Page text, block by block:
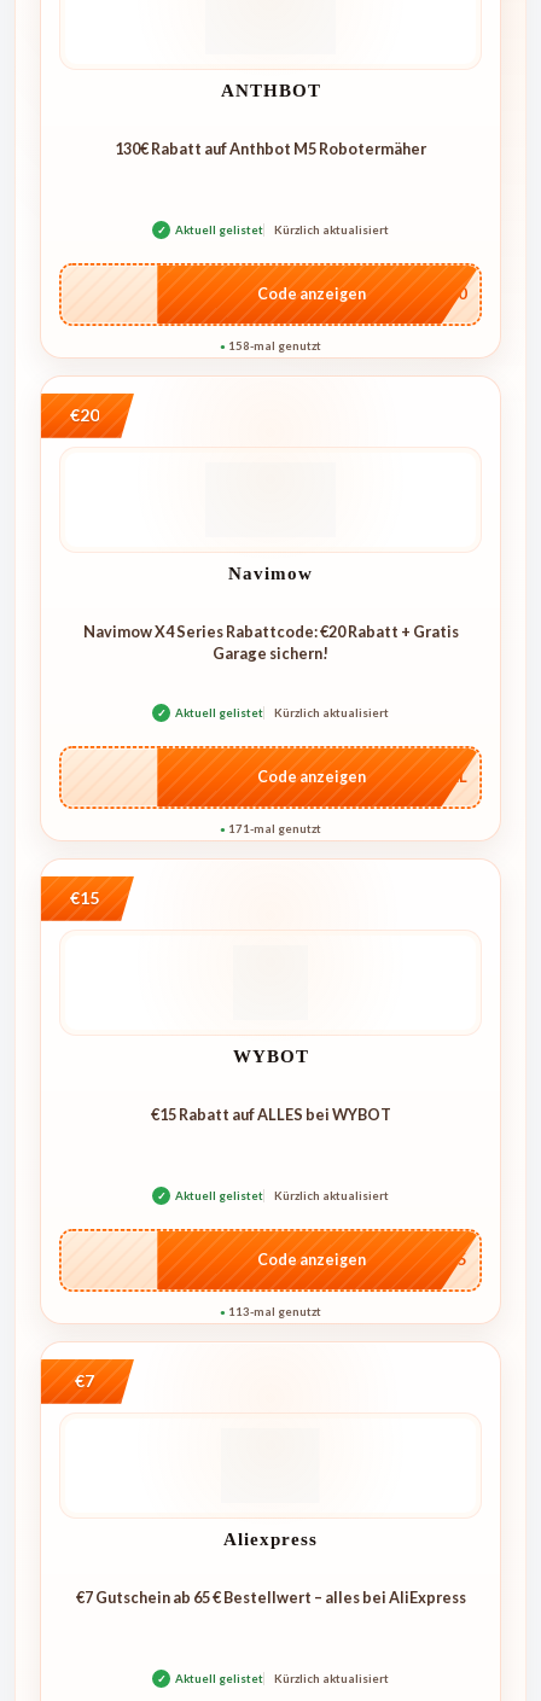
ANTHBOT
130€ Rabatt auf Anthbot M5 Robotermäher
✓ Aktuell gelistet Kürzlich aktualisiert
…E250
Code anzeigen
● 158-mal genutzt
€20
Navimow
Navimow X4 Series Rabattcode: €20 Rabatt + Gratis
Garage sichern!
✓ Aktuell gelistet Kürzlich aktualisiert
…4KL
Code anzeigen
● 171-mal genutzt
€15
WYBOT
€15 Rabatt auf ALLES bei WYBOT
✓ Aktuell gelistet Kürzlich aktualisiert
…go15
Code anzeigen
● 113-mal genutzt
€7
Aliexpress
€7 Gutschein ab 65 € Bestellwert – alles bei AliExpress
✓ Aktuell gelistet Kürzlich aktualisiert